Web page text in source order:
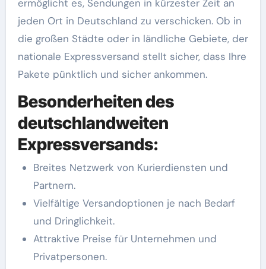
ermöglicht es, Sendungen in kürzester Zeit an
jeden Ort in Deutschland zu verschicken. Ob in
die großen Städte oder in ländliche Gebiete, der
nationale Expressversand stellt sicher, dass Ihre
Pakete pünktlich und sicher ankommen.
Besonderheiten des
deutschlandweiten
Expressversands:
Breites Netzwerk von Kurierdiensten und
Partnern.
Vielfältige Versandoptionen je nach Bedarf
und Dringlichkeit.
Attraktive Preise für Unternehmen und
Privatpersonen.